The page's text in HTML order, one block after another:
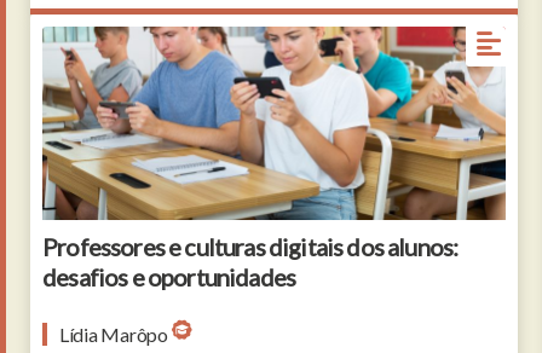
Pupils sitting in class room and watching in their
smartphones.
Professores e culturas digitais dos alunos:
desafios e oportunidades
Lídia Marôpo